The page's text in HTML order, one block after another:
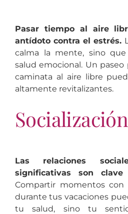
Pasar tiempo al aire
antídoto contra el estrés.
calma la mente, sino
salud emocional. Un
caminata al aire libre
altamente revitalizantes.
Las relaciones
significativas son
Compartir momentos con
durante tus vacaciones
tu salud, sino tu